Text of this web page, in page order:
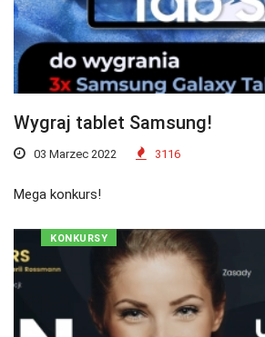
Wygraj tablet Samsung!
03 Marzec 2022 3116
Mega konkurs!
KONKURSY